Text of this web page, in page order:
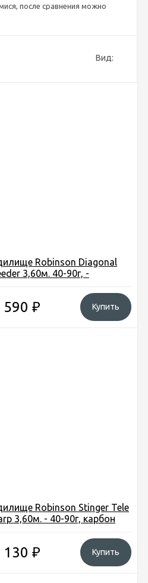
после сравнения можно
Вид:
Robinson Diagonal
3,60м. 40-90г, -
590 ₽ Купить
Robinson Stinger Tele
3,60м. - 40-90г, карбон
130 ₽ Купить